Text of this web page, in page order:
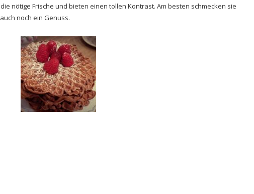
nötige Frische und bieten einen tollen Kontrast. Am besten schmecken sie
noch ein Genuss.